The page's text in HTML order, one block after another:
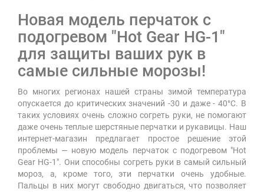
Новая модель перчаток с
подогревом "Hot Gear HG-1"
для защиты ваших рук в
самые сильные морозы!
Во многих регионах нашей страны зимой температура
опускается до критических значений -30 и даже - 40°С. В
таких условиях очень сложно согреть руки, не помогают
даже очень теплые шерстяные перчатки и рукавицы. Наш
интернет-магазин предлагает простое решение этой
проблемы — новую модель перчаток с подогревом "Hot
Gear HG-1". Они способны согреть руки в самый сильный
мороз, а, кроме того, эти перчатки очень удобные.
Пальцы в них могут свободно двигаться, что позволяет